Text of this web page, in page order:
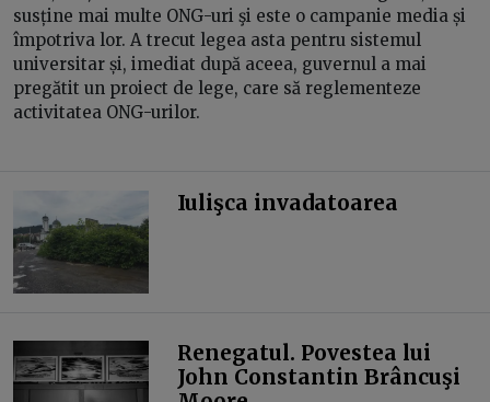
susține mai multe ONG-uri şi este o campanie media și
împotriva lor. A trecut legea asta pentru sistemul
universitar și, imediat după aceea, guvernul a mai
pregătit un proiect de lege, care să reglementeze
activitatea ONG-urilor.
Iulişca invadatoarea
Renegatul. Povestea lui
John Constantin Brâncuşi